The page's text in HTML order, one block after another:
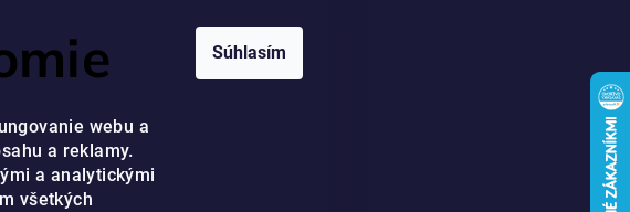
webu a
a reklamy.
a analytickými
všetkých
Súhlasím
DO PIATKA V ČASE 16:30-20:00.